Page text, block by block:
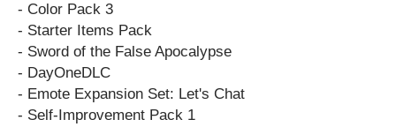
- Color Pack 3
- Starter Items Pack
- Sword of the False Apocalypse
- DayOneDLC
- Emote Expansion Set: Let's Chat
- Self-Improvement Pack 1